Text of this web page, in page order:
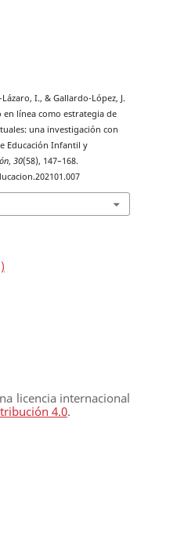
I., & Gallardo-López, J.
línea como estrategia de
una investigación con
Educación Infantil y
, 30(58), 147–168.
licencia internacional
4.0.